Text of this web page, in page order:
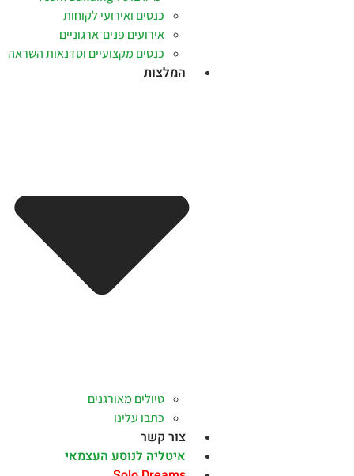
כנסים ואירועי לקוחות
אירועים פנים־ארגוניים
כנסים מקצועיים וסדנאות השראה
המלצות
טיולים מאורגנים
כתבו עלינו
צור קשר
איטליה לנוסע העצמאי